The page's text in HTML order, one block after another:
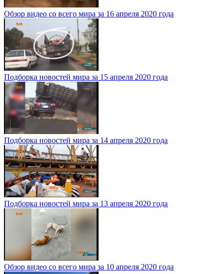
Обзор видео со всего мира за 16 апреля 2020 года
Подборка новостей мира за 15 апреля 2020 года
Подборка новостей мира за 14 апреля 2020 года
Подборка новостей мира за 13 апреля 2020 года
Обзор видео со всего мира за 10 апреля 2020 года